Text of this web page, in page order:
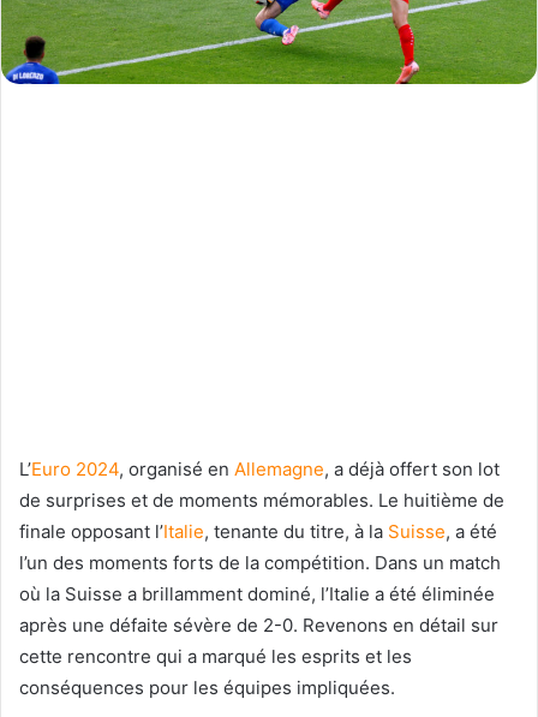
L’Euro 2024, organisé en Allemagne, a déjà offert son lot
de surprises et de moments mémorables. Le huitième de
finale opposant l’Italie, tenante du titre, à la Suisse, a été
l’un des moments forts de la compétition. Dans un match
où la Suisse a brillamment dominé, l’Italie a été éliminée
après une défaite sévère de 2-0. Revenons en détail sur
cette rencontre qui a marqué les esprits et les
conséquences pour les équipes impliquées.